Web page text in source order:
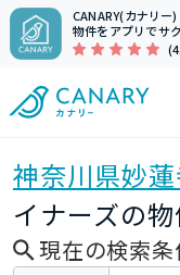
CANARY(カナリー)
物件をアプリでサ
神奈川県妙
イナーズの
現在の検索条